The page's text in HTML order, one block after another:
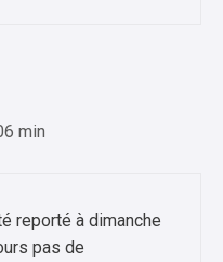
min
reporté à dimanche
pas de